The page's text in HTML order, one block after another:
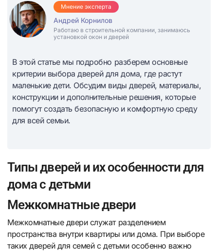
Мнение эксперта
Андрей Корнилов
Работаю в строительной компании, занимаюсь
установкой окон и дверей
В этой статье мы подробно разберем основные
критерии выбора дверей для дома, где растут
маленькие дети. Обсудим виды дверей, материалы,
конструкции и дополнительные решения, которые
помогут создать безопасную и комфортную среду
для всей семьи.
Типы дверей и их особенности для
дома с детьми
Межкомнатные двери
Межкомнатные двери служат разделением
пространства внутри квартиры или дома. При выборе
таких дверей для семей с детьми особенно важно